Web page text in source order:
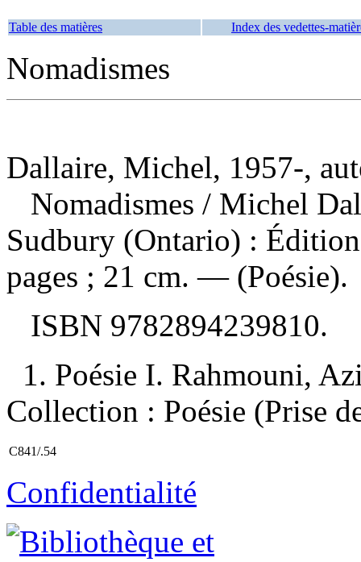
Table des matières Index des vedettes-
Nomadismes
Dallaire, Michel, 1957-,
Nomadismes / Michel
Sudbury (Ontario) :
pages ; 21 cm. — (Poésie).
ISBN 9782894239810.
1. Poésie I. Rahmouni,
Collection : Poésie (Prise
C841/.54
Confidentialité